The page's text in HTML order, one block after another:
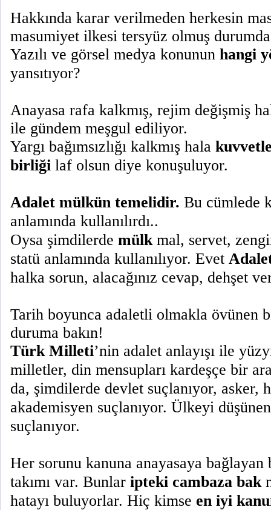
Hakkında karar verilmeden herkesin
masumiyet ilkesi tersyüz olmuş
Yazılı ve görsel medya konunun hangi
yansıtıyor?
Anayasa rafa kalkmış, rejim değişmiş
ile gündem meşgul ediliyor.
Yargı bağımsızlığı kalkmış hala
birliği laf olsun diye konuşuluyor.
Adalet mülkün temelidir. Bu cümlede
anlamında kullanılırdı..
Oysa şimdilerde mülkmal, servet,
statü anlamında kullanılıyor. Evet
halka sorun, alacağınız cevap, dehşet
Tarih boyunca adaletli olmakla övünen
duruma bakın!
Türk Milleti’nin adalet anlayışı ile
milletler, din mensupları kardeşçe bir
da, şimdilerde devlet suçlanıyor, asker,
akademisyen suçlanıyor. Ülkeyi
suçlanıyor.
Her sorunu kanuna anayasaya bağlayan
takımı var. Bunlar ipteki cambaza bak
hatayı buluyorlar. Hiç kimse en iyi